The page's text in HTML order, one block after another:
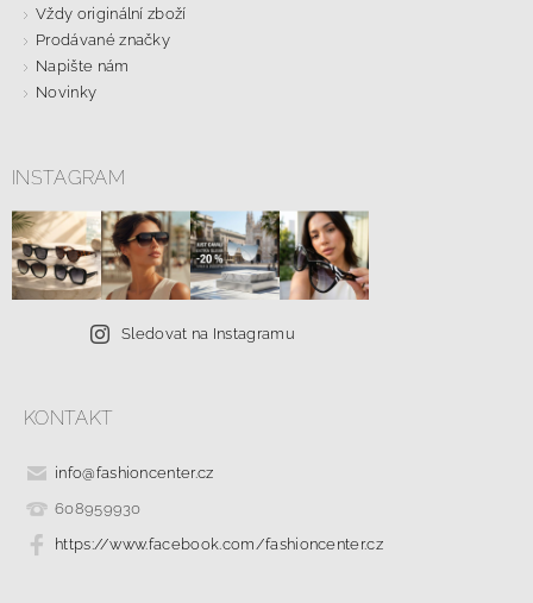
Vždy originální zboží
Prodávané značky
Napište nám
Novinky
INSTAGRAM
Sledovat na Instagramu
KONTAKT
info@fashioncenter.cz
608959930
https://www.facebook.com/fashioncenter.cz